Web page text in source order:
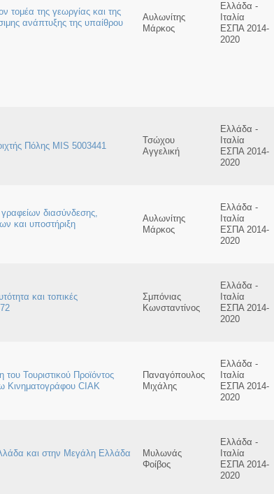
τομέα της γεωργίας και της
ανάπτυξης της υπαίθρου
Αυλωνίτης
Μάρκος
Ελλάδα -
Ιταλία
ΕΣΠΑ 2014-
2020
Πόλης MIS 5003441
Τσώχου
Αγγελική
Ελλάδα -
Ιταλία
ΕΣΠΑ 2014-
2020
διασύνδεσης,
και υποστήριξη
Αυλωνίτης
Μάρκος
Ελλάδα -
Ιταλία
ΕΣΠΑ 2014-
2020
και τοπικές
Σμπόνιας
Κωνσταντίνος
Ελλάδα -
Ιταλία
ΕΣΠΑ 2014-
2020
Τουριστικού Προϊόντος
Κινηματογράφου CIAK
Παναγόπουλος
Μιχάλης
Ελλάδα -
Ιταλία
ΕΣΠΑ 2014-
2020
και στην Μεγάλη Ελλάδα
Μυλωνάς
Φοίβος
Ελλάδα -
Ιταλία
ΕΣΠΑ 2014-
2020